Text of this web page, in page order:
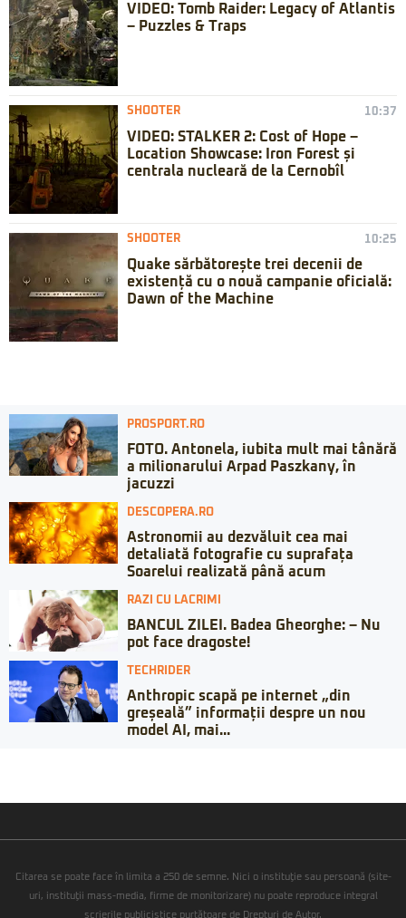
VIDEO: Tomb Raider: Legacy of Atlantis
– Puzzles & Traps
SHOOTER 10:37
VIDEO: STALKER 2: Cost of Hope –
Location Showcase: Iron Forest și
centrala nucleară de la Cernobîl
SHOOTER 10:25
Quake sărbătorește trei decenii de
existență cu o nouă campanie oficială:
Dawn of the Machine
PROSPORT.RO
FOTO. Antonela, iubita mult mai tânără
a milionarului Arpad Paszkany, în
jacuzzi
DESCOPERA.RO
Astronomii au dezvăluit cea mai
detaliată fotografie cu suprafața
Soarelui realizată până acum
RAZI CU LACRIMI
BANCUL ZILEI. Badea Gheorghe: – Nu
pot face dragoste!
TECHRIDER
Anthropic scapă pe internet „din
greșeală” informații despre un nou
model AI, mai...
Citarea se poate face în limita a 250 de semne. Nici o instituţie sau persoană (site-
uri, instituţii mass-media, firme de monitorizare) nu poate reproduce integral
scrierile publicistice purtătoare de Drepturi de Autor.